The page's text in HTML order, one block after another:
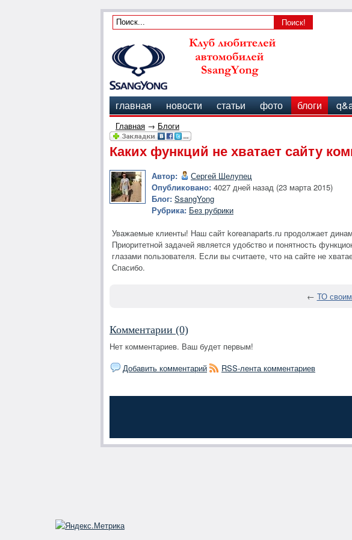
главная новости статьи фото блоги
Главная → Блоги
Каких функций не хватает сайту
Автор:
Сергей Шелупец
Опубликовано: 4027 дней назад (23 марта 2015)
Блог: SsangYong
Рубрика: Без рубрики
Уважаемые клиенты! Наш сайт koreanaparts.ru продолжает
Приоритетной задачей является удобство и понятность
глазами пользователя. Если вы считаете, что на сайте не
Спасибо.
← ТО
Комментарии (0)
Нет комментариев. Ваш будет первым!
Добавить комментарий
RSS-лента комментариев